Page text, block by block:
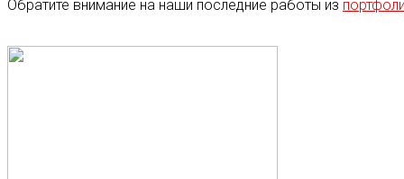
Обратите внимание на наши последние работы из